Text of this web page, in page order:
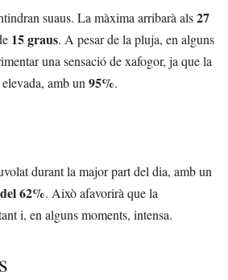
suaus. La màxima arribarà als27
15 graus. A pesar de la pluja, en alguns
una sensació de xafogor, ja que la
amb un95%.
durant la major part del dia, amb un
62%. Això afavorirà que la
i, en alguns moments, intensa.